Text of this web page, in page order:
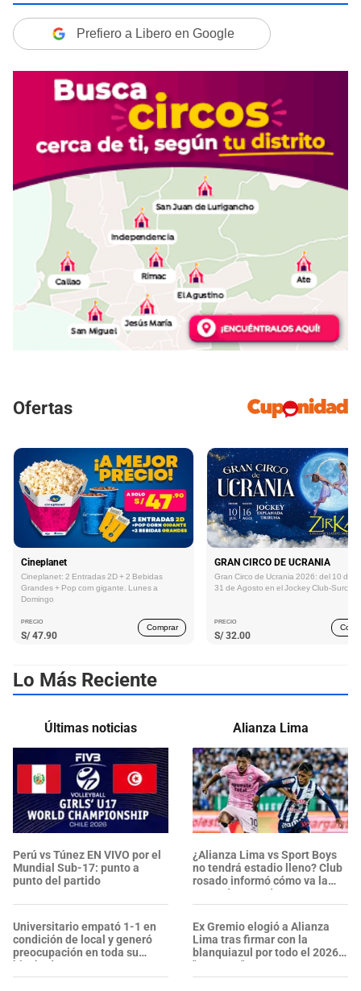
Prefiero a Libero en Google
Ofertas
Cineplanet
Cineplanet: 2 Entradas 2D + 2 Bebidas
Grandes + Pop corn gigante. Lunes a
Domingo
PRECIO
S/ 47.90
Comprar
GRAN CIRCO DE UCRANIA
Gran Circo de Ucrania 2026: del 10 de
31 de Agosto en el Jockey Club-Surco
PRECIO
S/ 32.00
Lo Más Reciente
Últimas noticias
Perú vs Túnez EN VIVO por el
Mundial Sub-17: punto a
punto del partido
Universitario empató 1-1 en
condición de local y generó
preocupación en toda su
hinchada
Alianza Lima
¿Alianza Lima vs Sport Boys
no tendrá estadio lleno? Club
rosado informó cómo va la
venta de entradas
Ex Gremio elogió a Alianza
Lima tras firmar con la
blanquiazul por todo el 2026:
"Proyecto"